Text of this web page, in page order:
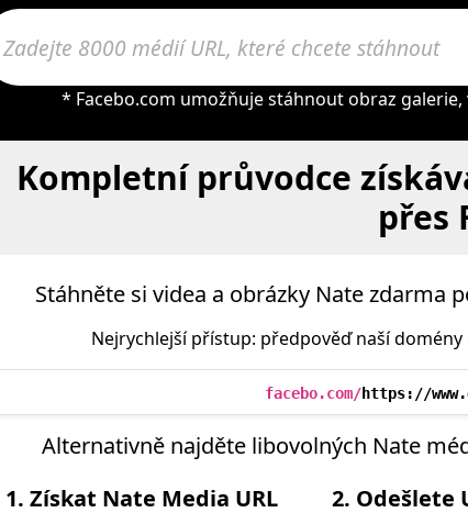
* Facebo.com umožňuje stáhnout obraz
Kompletní průvodce
přes
Stáhněte si videa a obrázky Nate
Nejrychlejší přístup: předpověď naší
facebo.com/https://
Alternativně najděte libovolných Nate
1. Získat Nate Media URL
2. Odešlete